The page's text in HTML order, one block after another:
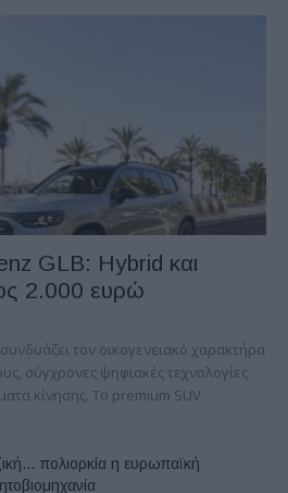
GLB: Hybrid και
2.000 ευρώ
τον οικογενειακό χαρακτήρα
σύγχρονες ψηφιακές τεχνολογίες
κίνησης. Το premium SUV
πολιορκία η ευρωπαϊκή